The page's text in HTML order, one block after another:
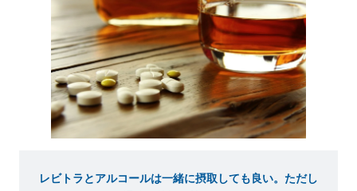
レビトラとアルコールは一緒に摂取しても良い。ただし